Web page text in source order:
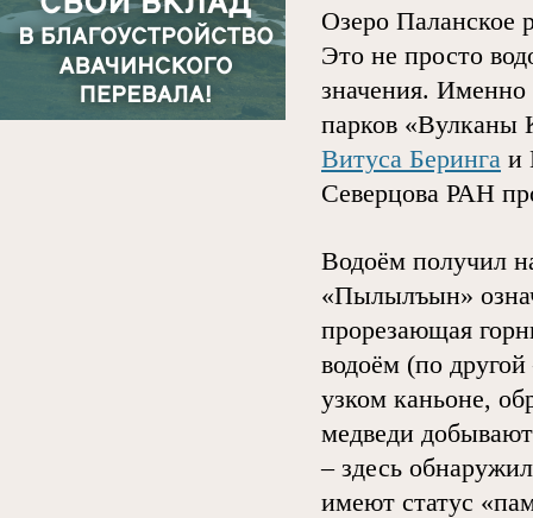
Озеро Паланское
Это не просто
значения. Именно
парков «Вулканы
Витуса Беринга и
Северцова РАН
Водоём получил
«Пылылъын»
прорезающая
водоём (по
узком каньоне,
медведи
– здесь
имеют статус